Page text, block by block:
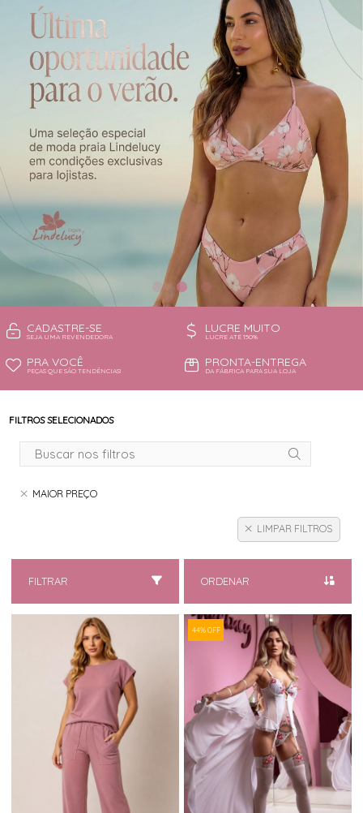
CONJUNTO
CONJUNTO BIQUÍNI
PIJAMA DE VERÃO
ROBE
TOP
TODOS DE OUTLET
CADASTRE-SE
SEJA UMA REVENDEDORA
LUCRE MUITO
LUCRE ATÉ 150%
PRA VOCÊ
PEÇAS QUE SÃO TENDÊNCIAS!
PRONTA-ENTREGA
DA FÁBRICA PARA SUA LOJA
FILTROS SELECIONADOS
MAIOR PREÇO
LIMPAR FILTROS
FILTRAR ORDENAR
44% OFF